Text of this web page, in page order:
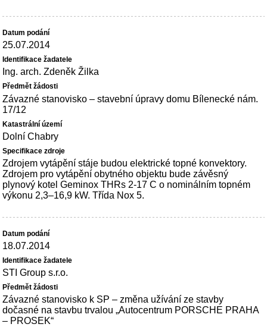
25.07.2014
Ing. arch. Zdeněk Žilka
Závazné stanovisko – stavební úpravy domu Bílenecké nám.
17/12
Dolní Chabry
Zdrojem vytápění stáje budou elektrické topné konvektory.
Zdrojem pro vytápění obytného objektu bude závěsný
plynový kotel Geminox THRs 2-17 C o nominálním topném
výkonu 2,3–16,9 kW. Třída Nox 5.
18.07.2014
STI Group s.r.o.
Závazné stanovisko k SP – změna užívání ze stavby
dočasné na stavbu trvalou „Autocentrum PORSCHE PRAHA
– PROSEK“